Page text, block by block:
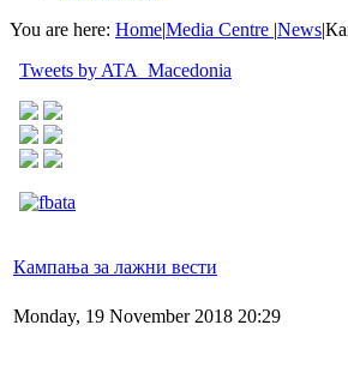
You are here: Home|Media Centre |News|
Tweets by ATA_Macedonia
Кампања за лажни вести
Monday, 19 November 2018 20:29